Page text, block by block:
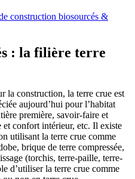
construction biosourcés &
: la filière terre
la construction, la terre crue est
aujourd’hui pour l’habitat
première, savoir-faire et
confort intérieur, etc. Il existe
utilisant la terre crue comme
brique de terre compressée,
(torchis, terre-paille, terre-
d’utiliser la terre crue comme